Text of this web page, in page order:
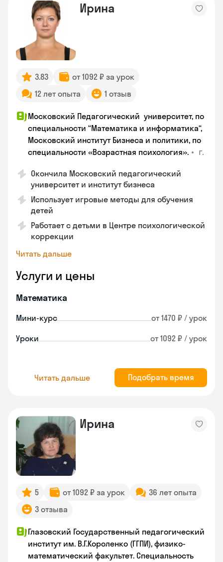
Ирина
3.83
от 1092 ₽ за урок
12 лет опыта
1 отзыв
Московский Педагогический университет, по
специальности “Математика и информатика“,
Московский институт Бизнеса и политики, по
специальности «Возрастная психология». • г.
Окончила Московский педагогический
университет и институт бизнеса
Использует игровые методы для обучения
детей
Работает с детьми в Центре психологической
коррекции
Читать дальше
Услуги и цены
Математика
Мини-курс от 1470 ₽ / урок
Уроки от 1092 ₽ / урок
Читать дальше Подобрать время
Ирина
5 от 1092 ₽ за урок
36 лет опыта
3 отзыва
Глазовский Государственный педагогический
институт им. В.Г.Короленко (ГГПИ), физико-
математический факультет. Специальность